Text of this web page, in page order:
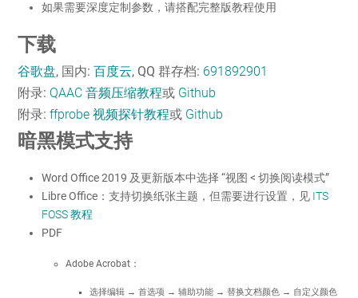
如果需要深度定制参数，请搭配完整版教程使用
下载
谷歌盘, 国内:百度云, QQ 群存档: 691892901
附录: QAAC 音频压缩教程或 Github
附录:ffprobe 视频探针教程或 Github
暗黑模式支持
Word Office 2019 及更新版本中选择 “视图 < 切换阅读模式”
Libre Office：支持切换纸张主题，但需要进行设置，见 ITS
FOSS 教程
PDF
Adobe Acrobat：
选择编辑 → 首选项 → 辅助功能 → 替换文档颜色 → 自定义颜色